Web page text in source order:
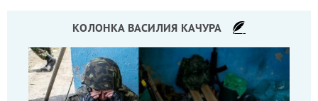
КОЛОНКА ВАСИЛИЯ КАЧУРА